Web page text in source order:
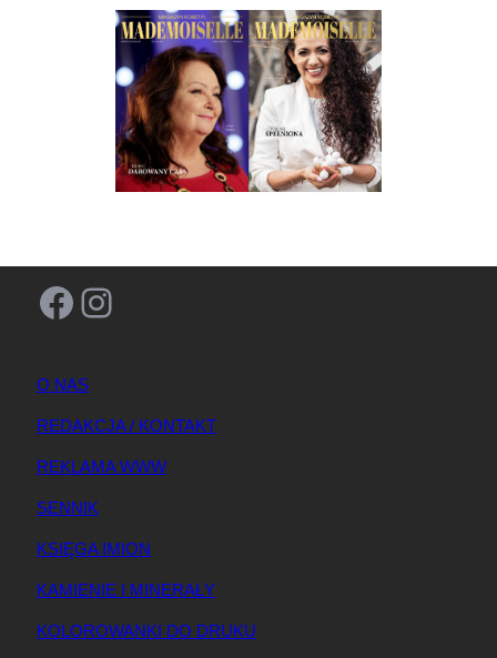
Facebook Instagram
O NAS
REDAKCJA / KONTAKT
REKLAMA WWW
SENNIK
KSIĘGA IMION
KAMIENIE I MINERAŁY
KOLOROWANKI DO DRUKU